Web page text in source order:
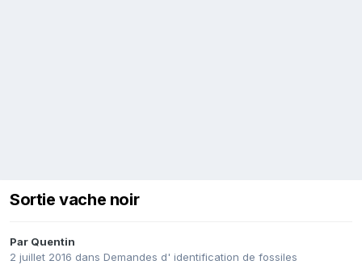
Sortie vache noir
Par Quentin
2 juillet 2016 dans Demandes d' identification de fossiles